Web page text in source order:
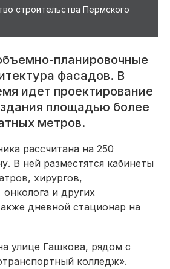
строительства Пермского
планировочные
фасадов. В
идет проектирование
площадью более
метров.
рассчитана на 250
В ней разместятся кабинеты
хирургов,
и других
дневной стационар на
улице Гашкова, рядом с
колледж».